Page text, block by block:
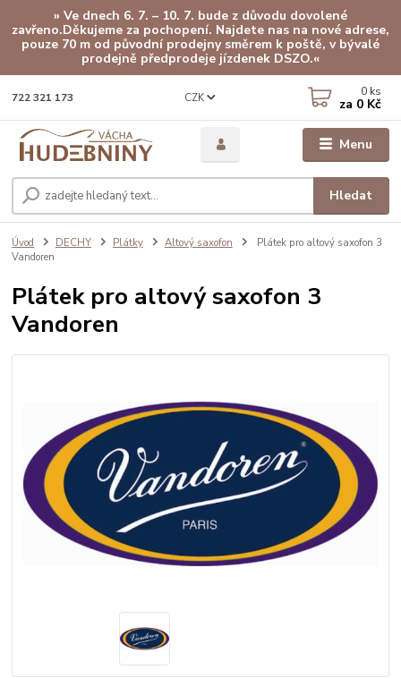
» Ve dnech 6. 7. – 10. 7. bude z důvodu dovolené
zavřeno.Děkujeme za pochopení. Najdete nas na nové adrese,
pouze 70 m od původní prodejny směrem k poště, v bývalé
prodejně předprodeje jízdenek DSZO.«
Menu
CZK
Hledat
722 321 173 0 ks
za 0 Kč
Úvod DECHY Plátky Altový saxofon
Plátek pro altový saxofon 3
Vandoren
Plátek pro altový saxofon 3
Vandoren